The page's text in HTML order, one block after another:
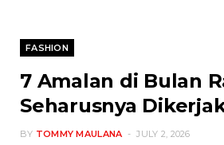
FASHION
7 Amalan di Bulan
Seharusnya
BY TOMMY MAULANA JULY 2, 2026